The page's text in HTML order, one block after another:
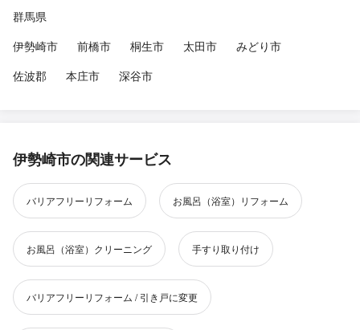
群馬県
伊勢崎市
前橋市 桐生市 太田市
みどり市
佐波郡
本庄市 深谷市
伊勢崎市の関連サービス
バリアフリーリフォーム お風呂（浴室）リフォーム
お風呂（浴室）クリーニング 手すり取り付け
バリアフリーリフォーム / 引き戸に変更